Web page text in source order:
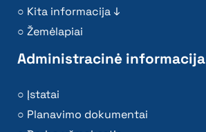
Kita informacija ↓
Žemėlapiai
Administracinė informacija
Įstatai
Planavimo dokumentai